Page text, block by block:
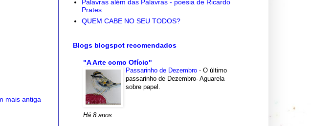
mais antiga
Palavras além das Palavras - poesia de Ricardo
Prates
QUEM CABE NO SEU TODOS?
Blogs blogspot recomendados
"A Arte como Ofício"
Passarinho de Dezembro - O último
passarinho de Dezembro- Aguarela
sobre papel.
Há 8 anos